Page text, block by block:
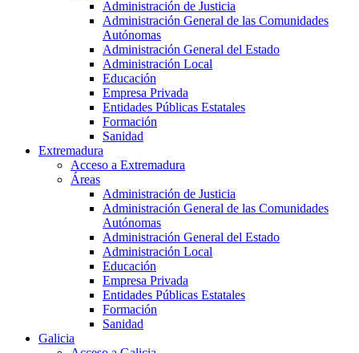
Administración de Justicia
Administración General de las Comunidades
Autónomas
Administración General del Estado
Administración Local
Educación
Empresa Privada
Entidades Públicas Estatales
Formación
Sanidad
Extremadura
Acceso a Extremadura
Áreas
Administración de Justicia
Administración General de las Comunidades
Autónomas
Administración General del Estado
Administración Local
Educación
Empresa Privada
Entidades Públicas Estatales
Formación
Sanidad
Galicia